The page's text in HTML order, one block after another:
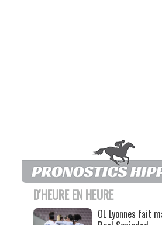
D'HEURE EN HEURE
OL Lyonnes fait